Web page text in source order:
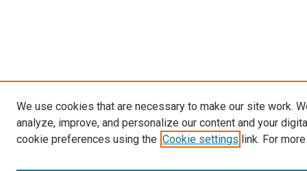
We use cookies that are necessary to make our site work.
analyze, improve, and personalize our content and your
cookie preferences using the Cookie settings link. For